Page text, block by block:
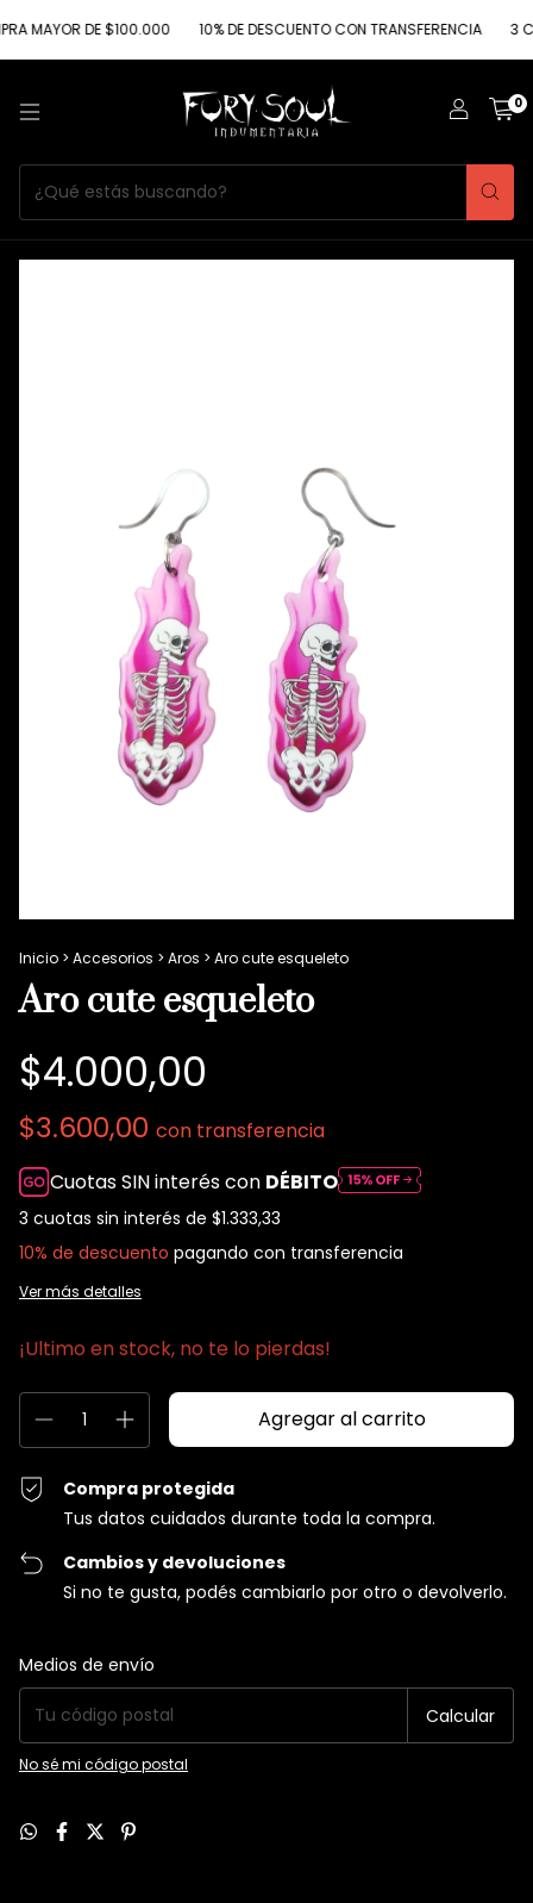
DE $100.000 10% DE DESCUENTO CON TRANSFERENCIA 3
0
Inicio > Accesorios > Aros > Aro cute esqueleto
Aro cute esqueleto
$4.000,00
$3.600,00 con transferencia
Cuotas SIN interés con DÉBITO
3 cuotas sin interés de $1.333,33
10% de descuento pagando con transferencia
Ver más detalles
¡Ultimo en stock, no te lo pierdas!
Compra protegida
Tus datos cuidados durante toda la compra.
Cambios y devoluciones
Si no te gusta, podés cambiarlo por otro o devolverlo.
Entregas para el CP:
Medios de envío
Calcular
No sé mi código postal